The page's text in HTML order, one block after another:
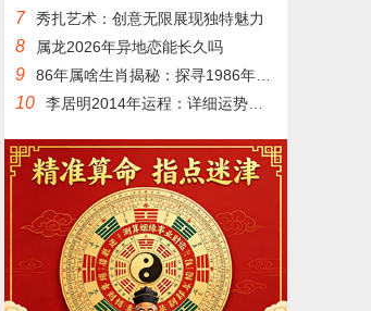
7 秀扎艺术：创意无限展现独特魅力
8 属龙2026年异地恋能长久吗
9 86年属啥生肖揭秘：探寻1986年出生者的生肖属性
10 李居明2014年运程：详细运势分析及运势提升策略